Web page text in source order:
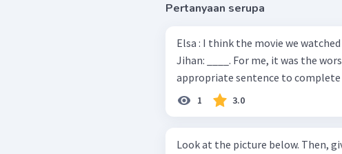
Pertanyaan serupa
Elsa : I think the movie we
Jihan: ____. For me, it was the worst movie
appropriate sentence to complete
1 3.0
Look at the picture below. Then,